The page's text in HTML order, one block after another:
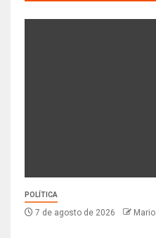
POLÍTICA
7 de agosto de 2026 Mario